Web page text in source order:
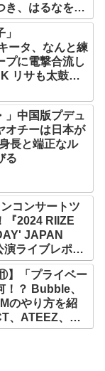
き、はるなを要
ループ！ その魅
ータ、なんと練
プに電撃合流し
リサも太鼓
」中国版プデュ
オチーは日本が
長と端正なル
る
コンサートツ
『2024 RIIZE
JAPAN
ライブレポー
はウンソク？
僕じゃない
】「プライベー
！？ Bubble、
のやり方を紹
、ATEEZ、
推しと直接